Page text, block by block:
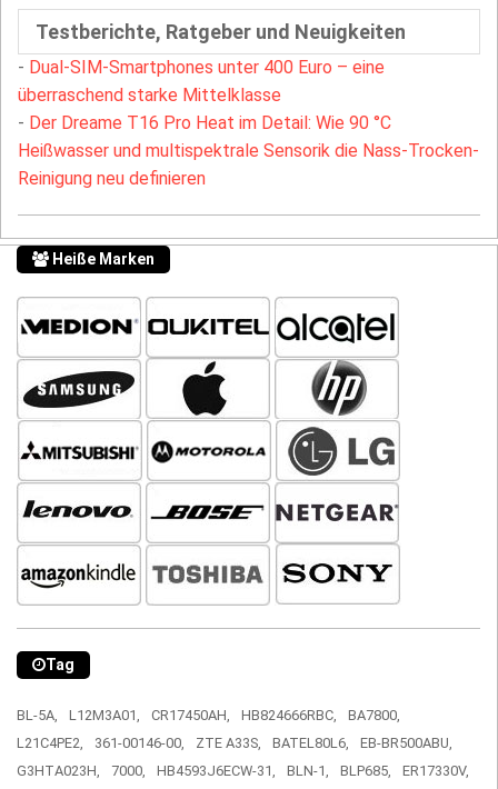
Testberichte, Ratgeber und Neuigkeiten
- Dual-SIM-Smartphones unter 400 Euro – eine
überraschend starke Mittelklasse
- Der Dreame T16 Pro Heat im Detail: Wie 90 °C
Heißwasser und multispektrale Sensorik die Nass-Trocken-
Reinigung neu definieren
Heiße Marken
Tag
BL-5A, L12M3A01, CR17450AH, HB824666RBC,
BA7800,
L21C4PE2,
361-00146-00, ZTE A33S, BATEL80L6,
EB-BR500ABU,
G3HTA023H,
7000, HB4593J6ECW-31, BLN-1, BLP685,
ER17330V,